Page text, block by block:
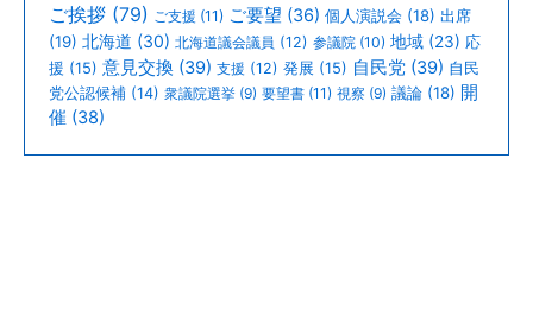
ご挨拶 (79) ご支援 (11) ご要望 (36) 個人演説会 (18) 出席
(19) 北海道 (30) 北海道議会議員 (12) 参議院 (10) 地域 (23) 応
援 (15) 意見交換 (39) 支援 (12) 発展 (15) 自民党 (39) 自民
党公認候補 (14) 衆議院選挙 (9) 要望書 (11) 視察 (9) 議論 (18) 開
催 (38)